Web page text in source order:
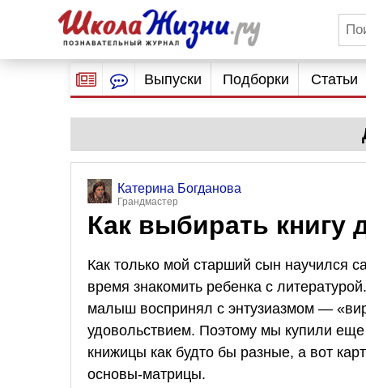
Выпуски Подборки Статьи
Катерина Богданова
Грандмастер
Как выбирать книгу
Как только мой старший сын научился
время знакомить ребенка с
малыш воспринял с энтузиазмом —
удовольствием. Поэтому мы купили
книжицы как будто бы разные, а вот
основы-матрицы.